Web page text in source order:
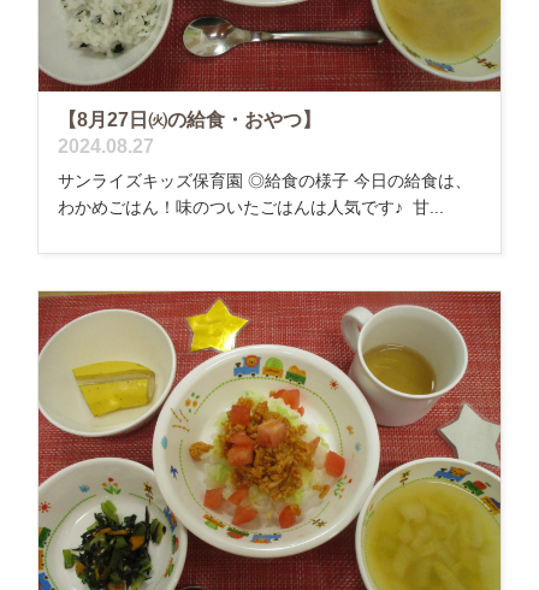
【8月27日㈫の給食・おやつ】
2024.08.27
サンライズキッズ保育園 ◎給食の様子 今日の給食は、
わかめごはん！味のついたごはんは人気です♪ 甘...